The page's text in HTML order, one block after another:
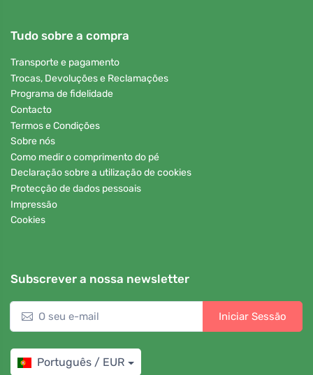
Tudo sobre a compra
Transporte e pagamento
Trocas, Devoluções e Reclamações
Programa de fidelidade
Contacto
Termos e Condições
Sobre nós
Como medir o comprimento do pé
Declaração sobre a utilização de cookies
Protecção de dados pessoais
Impressão
Cookies
Subscrever a nossa newsletter
Iniciar Sessão
Português / EUR